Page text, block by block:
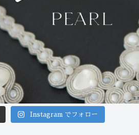
Instagram でフォロー